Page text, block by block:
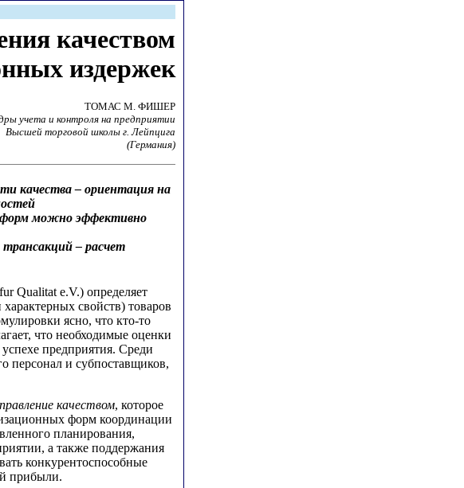
качеством
издержек
ТОМАС М. ФИШЕР
учета и контроля на предприятии
Высшей торговой школы г. Лейпцига
(Германия)
качества – ориентация на
форм можно эффективно
– расчет
Qualitat e.V.) определяет
характерных свойств) товаров
ясно, что кто-то
что необходимые оценки
предприятия. Среди
персонал и субпоставщиков,
качеством, которое
форм координации
планирования,
а также поддержания
конкурентоспособные
прибыли.